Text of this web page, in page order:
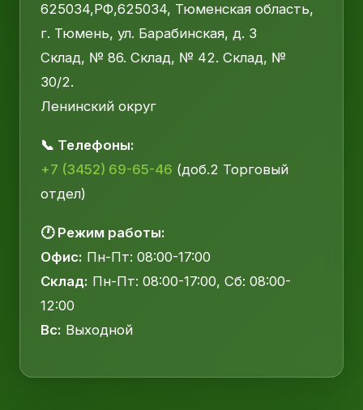
625034,РФ,625034, Тюменская область,
г. Тюмень, ул. Барабинская, д. 3
Склад, № 86. Склад, № 42. Склад, №
30/2.
Ленинский округ
📞 Телефоны:
+7 (3452) 69-65-46 (доб.2 Торговый
отдел)
🕐 Режим работы:
Офис: Пн-Пт: 08:00-17:00
Склад: Пн-Пт: 08:00-17:00, Сб: 08:00-
12:00
Вс: Выходной